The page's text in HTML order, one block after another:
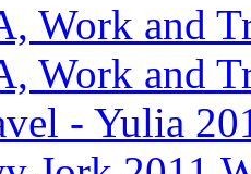
Work and
Work and
- Yulia